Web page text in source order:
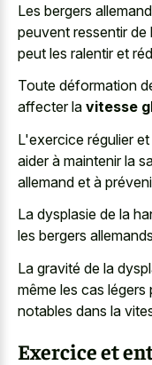
Les bergers
peuvent ressentir
peut les ralentir et
Toute déformation
affecter la vitesse
L'exercice régulier
aider à maintenir la
allemand et à
La dysplasie de la
les bergers
La gravité de la
même les cas
notables dans la
Exercice et